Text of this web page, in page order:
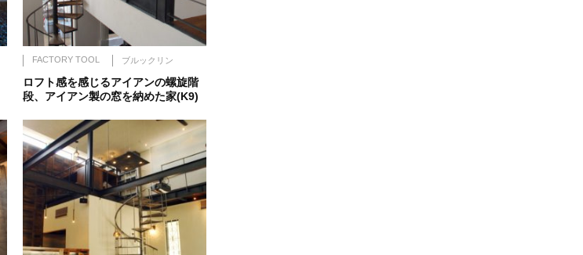
FACTORY TOOL ブルックリン
ロフト感を感じるアイアンの螺旋階
段、アイアン製の窓を納めた家(K9)